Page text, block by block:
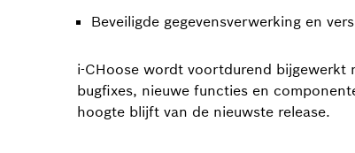
Beveiligde gegevensverwerking en
i-CHoose wordt voortdurend bijgewerkt
bugfixes, nieuwe functies en
hoogte blijft van de nieuwste release.